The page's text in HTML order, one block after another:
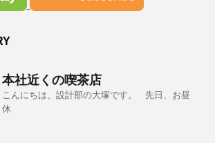
本社近くの喫茶店
こんにちは、設計部の大塚です。 先日、お昼
休